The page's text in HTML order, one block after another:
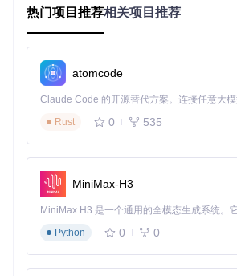
洛雪音乐助手提供了多种主题背景，让你
切换不同的视觉风格：
图2：中国水墨风格主题，营造古典雅致的
图3：梦幻星空主题，适合夜间音乐欣赏
图4：动漫风格主题，为年轻用户带来活
三、使用指南：从零开始的音乐
3.1 环境准备与安装
确保你的系统满足以下要求：
Windows 7及以上、macOS 10.10
热门项目推荐相关项目推荐
atomcode
Rust
0 535
MiniMax-H3
Python
0 0